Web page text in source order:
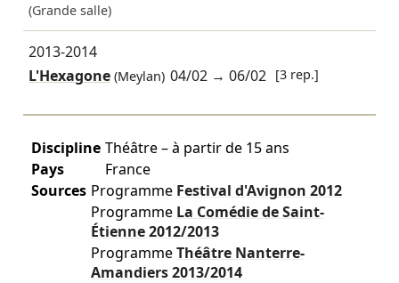
(Grande salle)
2013-2014
L'Hexagone(Meylan) 04/02 →06/02 [3 rep.]
Discipline Théâtre – à partir de 15 ans
Pays
France
Sources Programme Festival d'Avignon 2012
Programme La Comédie de Saint-
Étienne2012/2013
ProgrammeThéâtre Nanterre-
Amandiers2013/2014